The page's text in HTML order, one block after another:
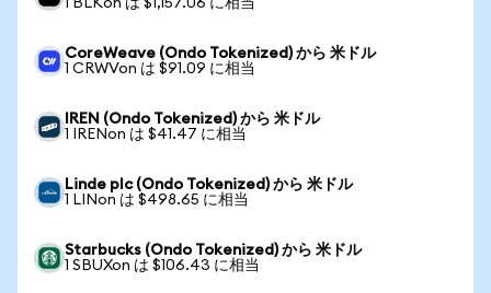
1 BLKon は $1,157.06 に相当
CoreWeave (Ondo Tokenized) から 米ドル
1 CRWVon は $91.09 に相当
IREN (Ondo Tokenized) から 米ドル
1 IRENon は $41.47 に相当
Linde plc (Ondo Tokenized) から 米ドル
1 LINon は $498.65 に相当
Starbucks (Ondo Tokenized) から 米ドル
1 SBUXon は $106.43 に相当